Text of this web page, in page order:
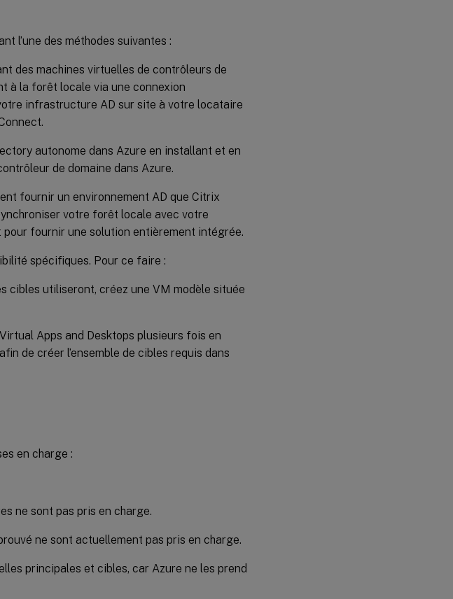
l’une des méthodes suivantes :
des machines virtuelles de contrôleurs de
à la forêt locale via une connexion
infrastructure AD sur site à votre locataire
autonome dans Azure en installant et en
de domaine dans Azure.
fournir un environnement AD que Citrix
votre forêt locale avec votre
pour fournir une solution entièrement intégrée.
spécifiques. Pour ce faire :
cibles utiliseront, créez une VM modèle située
Apps and Desktops plusieurs fois en
de créer l’ensemble de cibles requis dans
en charge :
ne sont pas pris en charge.
ne sont actuellement pas pris en charge.
principales et cibles, car Azure ne les prend